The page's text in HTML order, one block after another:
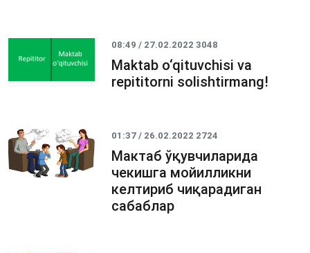
08:49 / 27.02.20223048
Maktab o‘qituvchisi va
repititorni solishtirmang!
01:37 / 26.02.2022 2724
Мактаб ўқувчиларида
чекишга мойилликни
келтириб чиқарадиган
сабаблар